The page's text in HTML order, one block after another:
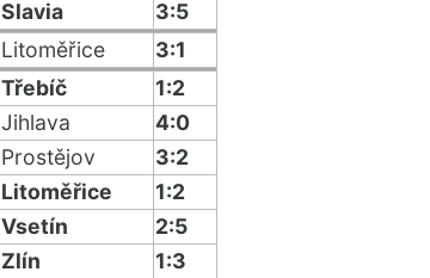
Slavia
3:5
Litoměřice
3:1
Třebíč
1:2
Jihlava
4:0
Prostějov
3:2
Litoměřice
1:2
Vsetín
2:5
Zlín
1:3